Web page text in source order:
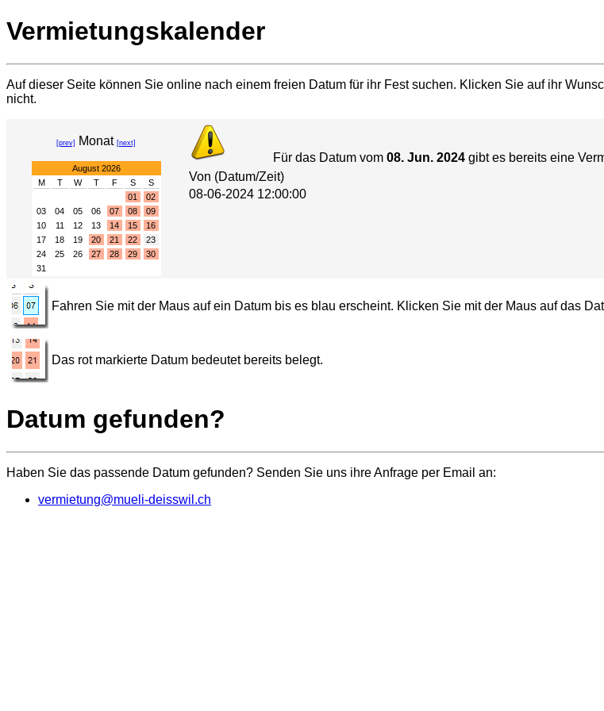
Vermietungskalender
Auf dieser Seite können Sie online nach einem freien Datum für ihr Fest suchen. Klicken Sie auf ihr
nicht.
[prev] Monat [next]
August 2026
M
T W T F S
S
01
02
03
04 05 06 07 08
09
10
11 12 13 14 15
16
17
18 19 20 21 22
23
24
25 26 27 28 29
30
31
Für das Datum vom 08. Jun. 2024 gibt es bereits eine
Von (Datum/Zeit)
08-06-2024 12:00:00
Fahren Sie mit der Maus auf ein Datum bis es blau erscheint. Klicken Sie mit der Maus auf das
Das rot markierte Datum bedeutet bereits belegt.
Datum gefunden?
Haben Sie das passende Datum gefunden? Senden Sie uns ihre Anfrage per Email an:
vermietung@mueli-deisswil.ch